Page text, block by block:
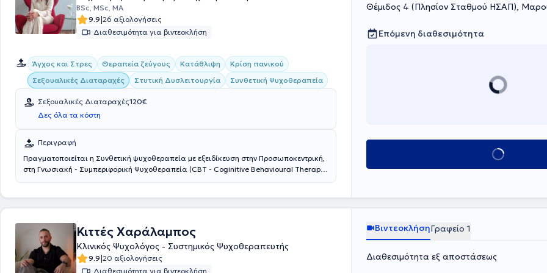
BSc, MSc, MA
9.9|26 αξιολογήσεις
Διαθεσιμότητα για βιντεοκλήση
Άγχος και Στρες Θεραπεία ζεύγους Κατάθλιψη
Κρίση πανικού
Σεξουαλικές Διαταραχές
Στυτική Δυσλειτουργία Συνθετική Ψυχοθεραπεία
Σεξουαλικές Διαταραχές120€
Δες όλα τα κόστη
Περιγραφή
Πραγματοποιείται η Συνθετική ψυχοθεραπεία με εξειδίκευση στην Προσωποκεντρική,
στη Γνωσιακή - Συμπεριφορική Ψυχοθεραπεία (CBT - Coginitive Behavioural Therapy)
Θέμιδος 4 (Πλησίον Σταθμού ΗΣΑΠ),
Επόμενη διαθεσιμότητα
Κλείσε ραντεβού
Κιττές Χαράλαμπος
Κλινικός Ψυχολόγος - Συστημικός Ψυχοθεραπευτής
9.9|20 αξιολογήσεις
Διαθεσιμότητα για βιντεοκλήση
ΒιντεοκλήσηΓραφείο 1
Διαθεσιμότητα εξ αποστάσεως